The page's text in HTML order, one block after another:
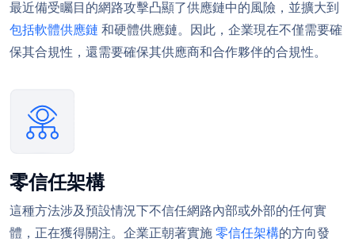
最近備受矚目的網路攻擊凸顯了供應鏈中的風險，並擴大到
包括軟體供應鏈 和硬體供應鏈。因此，企業現在不僅需要確
保其合規性，還需要確保其供應商和合作夥伴的合規性。
零信任架構
這種方法涉及預設情況下不信任網路內部或外部的任何實
體，正在獲得關注。企業正朝著實施 零信任架構的方向發